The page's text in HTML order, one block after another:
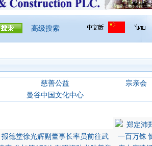
高级搜索
慈善公益 宗亲会
曼谷中国文化中心